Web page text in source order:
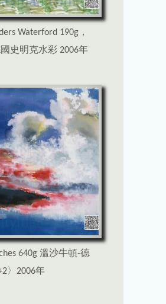
Waterford 190g，
史明克水彩 2006年
640g 溫沙牛頓-德
〉2006年